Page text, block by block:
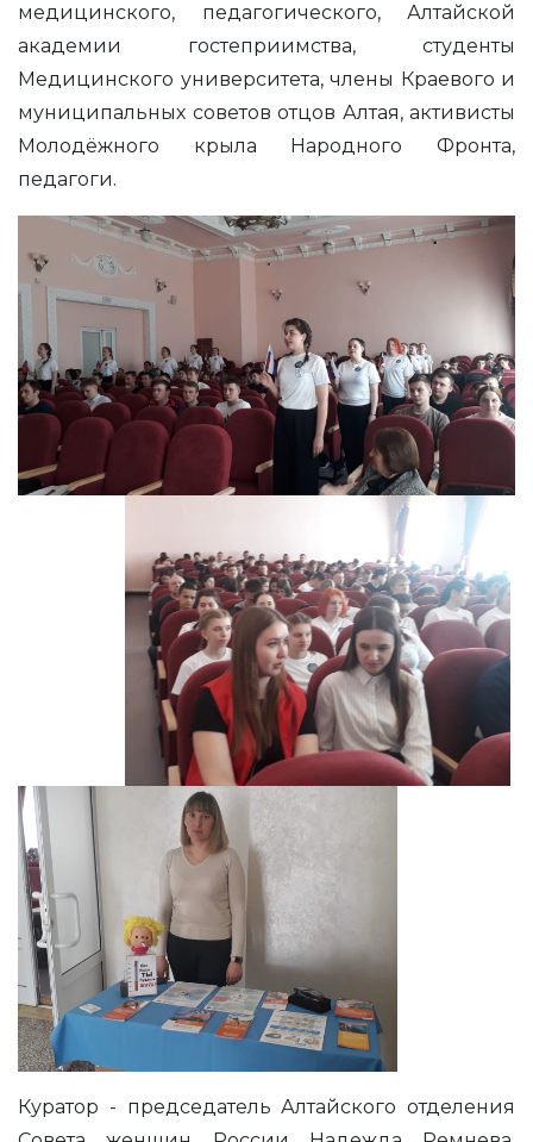
медицинского, педагогического, Алтайской
академии гостеприимства, студенты
Медицинского университета, члены Краевого и
муниципальных советов отцов Алтая, активисты
Молодёжного крыла Народного Фронта,
педагоги.
Куратор - председатель Алтайского отделения